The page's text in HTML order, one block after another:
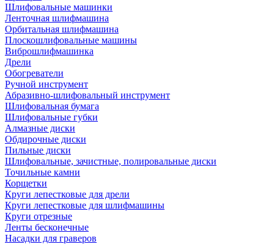
Шлифовальные машинки
Ленточная шлифмашина
Орбитальная шлифмашина
Плоскошлифовальные машины
Виброшлифмашинка
Дрели
Обогреватели
Ручной инструмент
Абразивно-шлифовальный инструмент
Шлифовальная бумага
Шлифовальные губки
Алмазные диски
Обдирочные диски
Пильные диски
Шлифовальные, зачистные, полировальные диски
Точильные камни
Корщетки
Круги лепестковые для дрели
Круги лепестковые для шлифмашины
Круги отрезные
Ленты бесконечные
Насадки для граверов